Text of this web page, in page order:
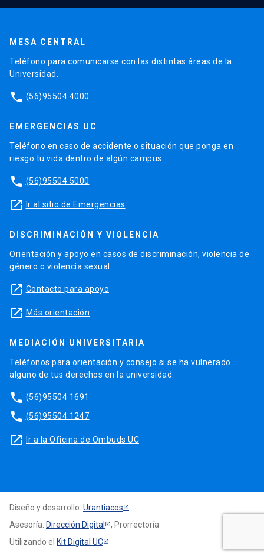
MESA CENTRAL
Teléfono para comunicarse con las distintas áreas de la
Universidad.
phone (56)95504 4000
EMERGENCIAS UC
Teléfono en caso de accidente o situación que ponga en
riesgo tu vida dentro de algún campus.
phone (56)95504 5000
launch Ir al sitio de Emergencias
DISCRIMINACIÓN Y VIOLENCIA
Orientación y apoyo en casos de discriminación, violencia de
género o violencia sexual.
launch Contacto para apoyo
launch Más orientación
MEDIACIÓN UNIVERSITARIA
Teléfonos para orientación y consejo si se ha vulnerado
alguno de tus derechos en la universidad.
phone (56)95504 1691
phone (56)95504 1247
launch Ir a la Oficina de Ombuds UC
Diseño y desarrollo: Urantiacos
Asesoría: Dirección Digital
, Prorrectoría
Utilizando el Kit Digital UC